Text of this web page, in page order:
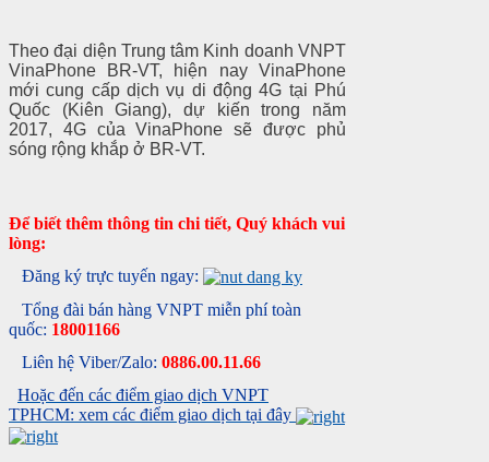
Theo đại diện Trung tâm Kinh doanh VNPT
VinaPhone BR-VT, hiện nay VinaPhone
mới cung cấp dịch vụ di động 4G tại Phú
Quốc (Kiên Giang), dự kiến trong năm
2017, 4G của VinaPhone sẽ được phủ
sóng rộng khắp ở BR-VT.
Để biết thêm thông tin chi tiết, Quý khách vui
lòng:
Đăng ký trực tuyến ngay:
Tổng đài bán hàng VNPT miễn phí toàn
quốc: 18001166
Liên hệ Viber/Zalo: 0886.00.11.66
Hoặc đến các điểm giao dịch VNPT
TPHCM: xem các điểm giao dịch tại đây